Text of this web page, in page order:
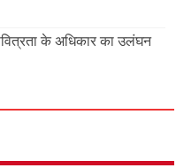
के अधिकार का उलंघन